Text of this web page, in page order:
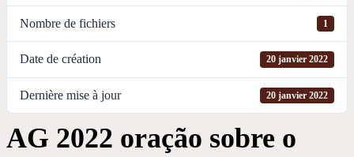
Nombre de fichiers 1
Date de création 20 janvier 2022
Dernière mise à jour 20 janvier 2022
AG 2022 oração sobre o